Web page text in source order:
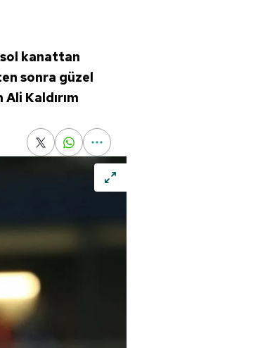
sol kanattan
sonra güzel
Kaldırım